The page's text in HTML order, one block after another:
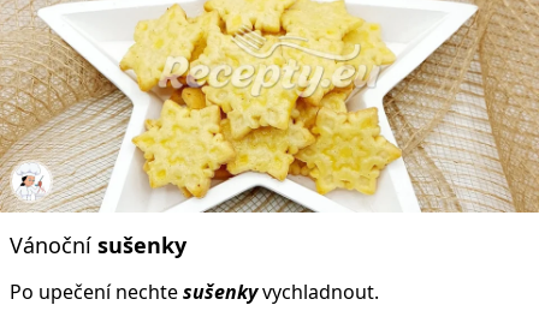
Vánoční sušenky
Po upečení nechtesušenkyvychladnout.